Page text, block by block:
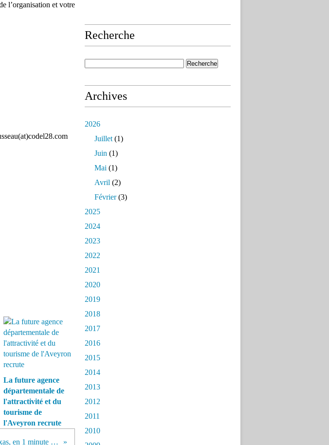
l’organisation et votre
La future agence
départementale de
l'attractivité et du
tourisme de
l'Aveyron recrute
Découvrir Houston, Texas, en 1 minute et 47 secondes
Recherche
Archives
2026
Juillet (1)
Juin (1)
Mai (1)
Avril (2)
Février(3)
2025
2024
2023
2022
2021
2020
2019
2018
2017
2016
2015
2014
2013
2012
2011
2010